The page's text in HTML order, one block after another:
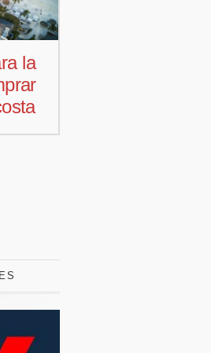
nuevo
para
Iberia